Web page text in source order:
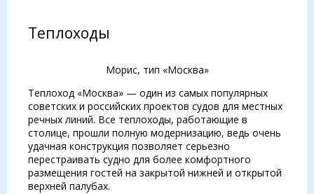
Теплоходы
Морис, тип «Москва»
Теплоход «Москва» — один из самых популярных
советских и российских проектов судов для местных
речных линий. Все теплоходы, работающие в
столице, прошли полную модернизацию, ведь очень
удачная конструкция позволяет серьезно
перестраивать судно для более комфортного
размещения гостей на закрытой нижней и открытой
верхней палубах.